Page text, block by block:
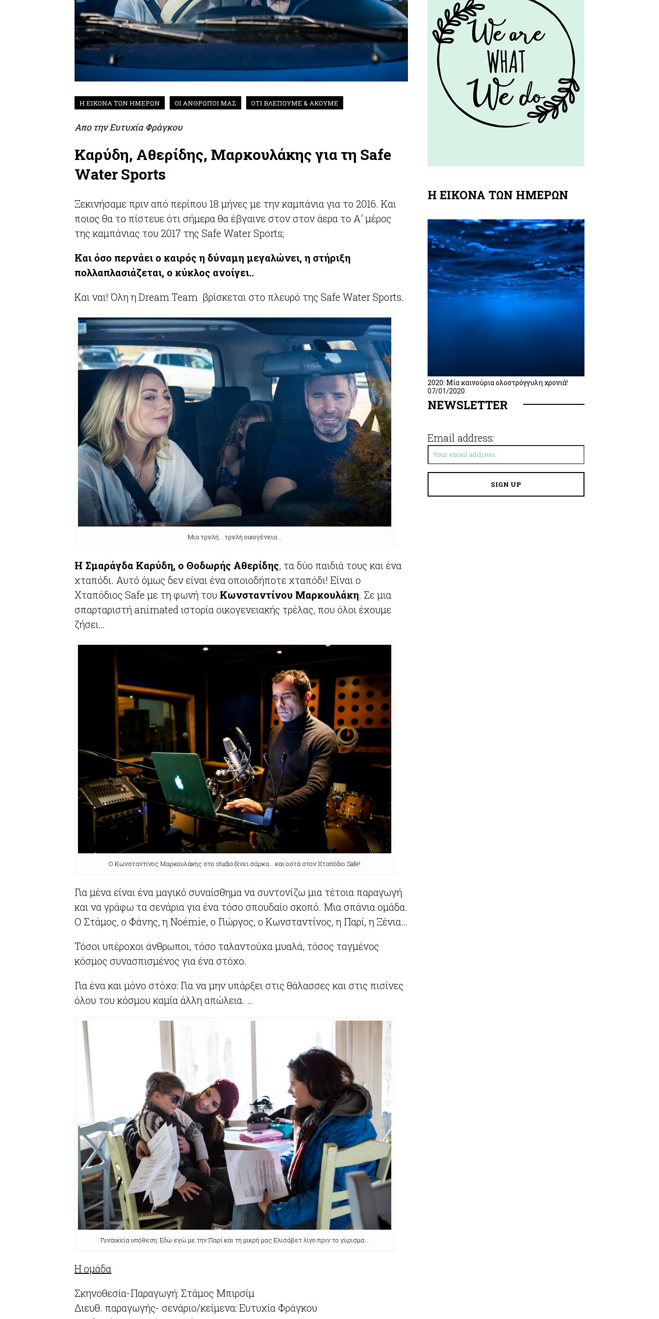
Η ΕΙΚΟΝΑ ΤΩΝ ΗΜΕΡΩΝ ΟΙ ΑΝΘΡΩΠΟΙ ΜΑΣ ΟΤΙ ΒΛΕΠΟΥΜΕ & ΑΚΟΥΜΕ
Απο τηνΕυτυχία Φράγκου
Καρύδη, Αθερίδης, Μαρκουλάκης για τη Safe
Water Sports
Ξεκινήσαμε πριν από περίπου 18 μήνες με την καμπάνια για το 2016. Και
ποιος θα το πίστευε ότι σήμερα θα έβγαινε στον στον άερα το Α’ μέρος
της καμπάνιας του 2017 της Safe Water Sports;
Και όσο περνάει ο καιρός η δύναμη μεγαλώνει, η στήριξη
πολλαπλασιάζεται, ο κύκλος ανοίγει..
Και ναι! Όλη η Dream Team βρίσκεται στο πλευρό της Safe Water Sports.
Μια τρελή… τρελή οικογένεια…
Η Σμαράγδα Καρύδη, ο Θοδωρής Αθερίδης, τα δύο παιδιά τους και ένα
χταπόδι. Αυτό όμως δεν είναι ένα οποιοδήποτε χταπόδι! Είναι ο
Χταπόδιος Safe με τη φωνή του Κωνσταντίνου Μαρκουλάκη. Σε μια
σπαρταριστή animated ιστορία οικογενειακής τρέλας, που όλοι έχουμε
ζήσει…
Ο Κωνσταντίνος Μαρκουλάκης στο studio δίνει σάρκα… και οστά στον Χταπόδιο Safe!
Για μένα είναι ένα μαγικό συναίσθημα να συντονίζω μια τέτοια παραγωγή
και να γράφω τα σενάρια για ένα τόσο σπουδαίο σκοπό. Μια σπάνια ομάδα.
Ο Στάμος, ο Φάνης, η Noémie, ο Γιώργος, ο Κωνσταντίνος, η Παρί, η Ξένια…
Τόσοι υπέροχοι άνθρωποι, τόσο ταλαντούχα μυαλά, τόσος ταγμένος
κόσμος συνασπισμένος για ένα στόχο.
Για ένα και μόνο στόχο: Για να μην υπάρξει στις θάλασσες και στις πισίνες
όλου του κόσμου καμία άλλη απώλεια. ..
Γυναικεία υπόθεση: Εδώ εγώ με την Παρί και τη μικρή μας Ελισάβετ λίγο πριν το γύρισμα…
Η ομάδα
Σκηνοθεσία-Παραγωγή: Στάμος Μπιρσίμ
Διευθ. παραγωγής- σενάριο/κείμενα: Ευτυχία Φράγκου
Η ΕΙΚΟΝΑ ΤΩΝ ΗΜΕΡΩΝ
2020: Μία καινούρια ολοστρόγγυλη χρονιά!
07/01/2020
NEWSLETTER
Email address: